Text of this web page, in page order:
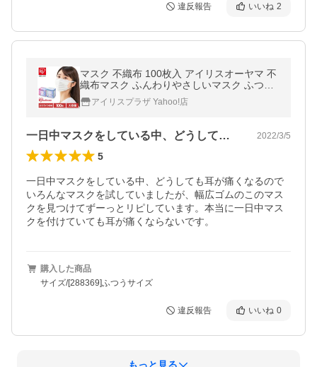
違反報告 いいね 2
マスク 不織布 100枚入 アイリスオーヤマ 不
織布マスク ふんわりやさしいマスク ふつう
小さめ 口元ワイヤー プリーツ PK-FY100L
アイリスプラザ Yahoo!店
一日中マスクをしている中、どうしても耳… 2022/3/5
5
一日中マスクをしている中、どうしても耳が痛くなるので
いろんなマスクを試していましたが、幅広ゴムのこのマス
クを見つけてずーっとリピしています。本当に一日中マス
クを付けていても耳が痛くならないです。
購入した商品
サイズ/[288369]ふつうサイズ
違反報告 いいね 0